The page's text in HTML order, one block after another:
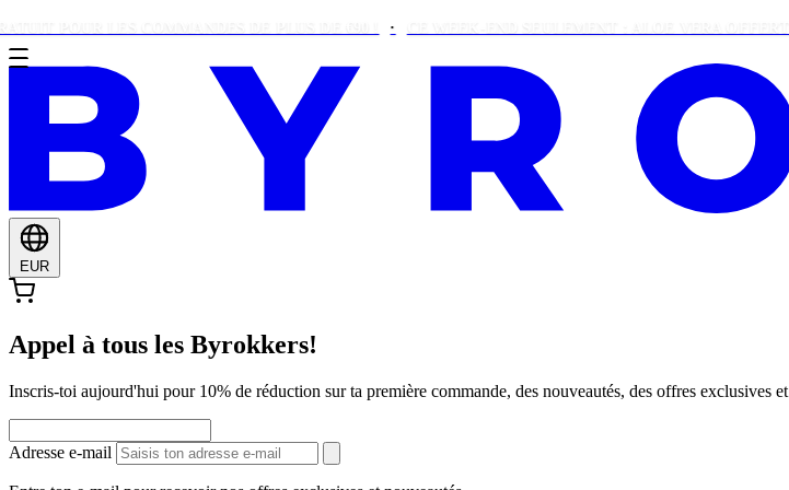
CE WEEK-END SEULEMENT : ALOE VERA OFFERTE POUR
EUR
Appel à tous les Byrokkers!
Inscris-toi aujourd'hui pour 10% de réduction sur ta première commande, des nouveautés, des offres exclusives
Adresse e-mail